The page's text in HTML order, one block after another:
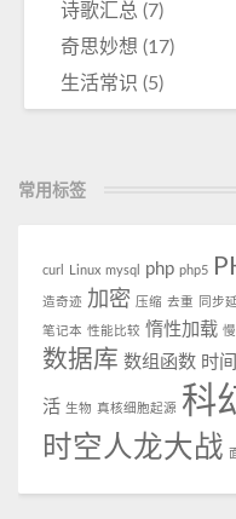
诗歌汇总 (7)
奇思妙想 (17)
生活常识 (5)
常用标签
curl Linux mysql php php5
造奇迹 加密 压缩 去重 同步
笔记本 性能比较 惰性加载
数据库 数组函数 时
活 生物 真核细胞起源 科
时空人龙大战